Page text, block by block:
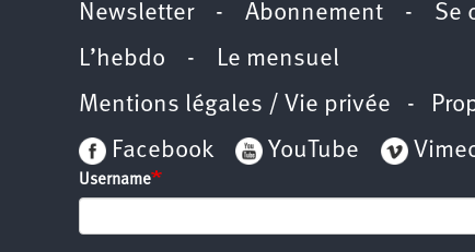
Océanie
Newsletter- Abonnement - Se
L’hebdo - Le mensuel
Mentions légales / Vie privée -
Facebook
YouTube
Username